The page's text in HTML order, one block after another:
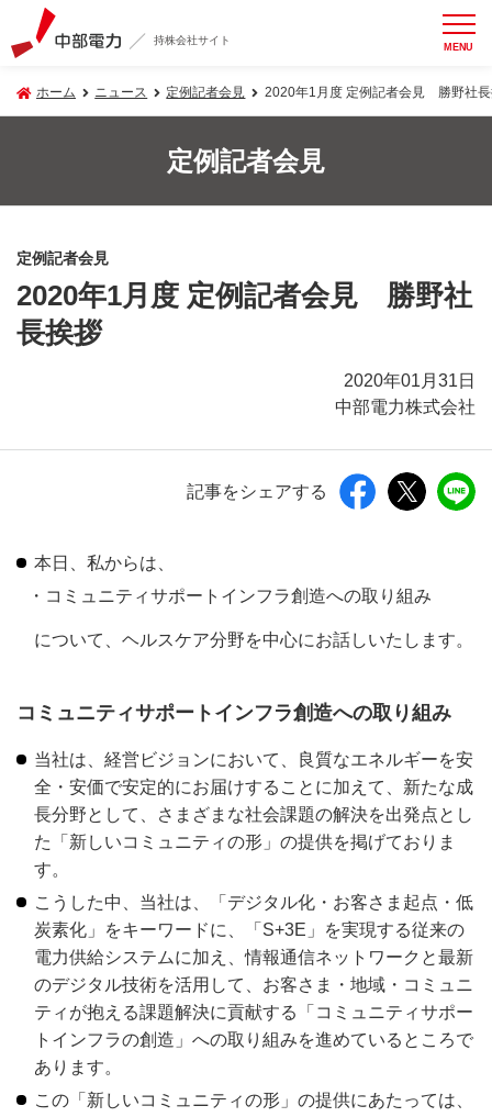
持株会社サイト MENU
ホーム ニュース 定例記者会見 2020年1月度 定例記者会見 勝野社
定例記者会見
定例記者会見
2020年1月度 定例記者会見 勝野社
長挨拶
2020年01月31日
中部電力株式会社
記事をシェアする
本日、私からは、
コミュニティサポートインフラ創造への取り組み
について、ヘルスケア分野を中心にお話しいたします。
コミュニティサポートインフラ創造への取り組み
当社は、経営ビジョンにおいて、良質なエネルギーを安
全・安価で安定的にお届けすることに加えて、新たな成
長分野として、さまざまな社会課題の解決を出発点とし
た「新しいコミュニティの形」の提供を掲げておりま
す。
こうした中、当社は、「デジタル化・お客さま起点・低
炭素化」をキーワードに、「S+3E」を実現する従来の
電力供給システムに加え、情報通信ネットワークと最新
のデジタル技術を活用して、お客さま・地域・コミュニ
ティが抱える課題解決に貢献する「コミュニティサポー
トインフラの創造」への取り組みを進めているところで
あります。
この「新しいコミュニティの形」の提供にあたっては、